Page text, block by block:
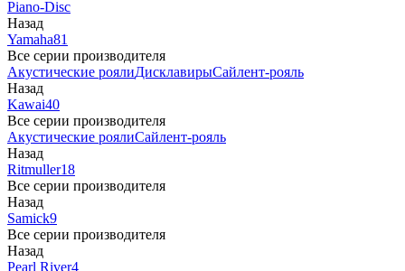
Piano-Disc
Назад
Yamaha81
Все серии производителя
Акустические роялиДисклавирыСайлент-рояль
Назад
Kawai40
Все серии производителя
Акустические роялиСайлент-рояль
Назад
Ritmuller18
Все серии производителя
Назад
Samick9
Все серии производителя
Назад
Pearl River4